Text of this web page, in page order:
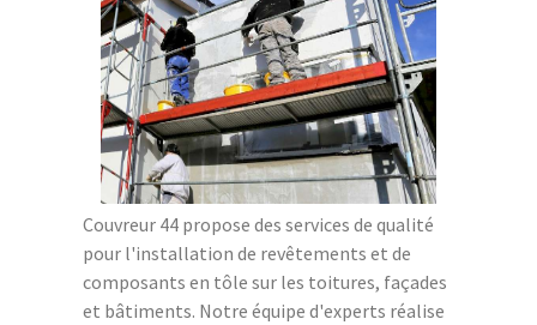
Couvreur 44 propose des services de qualité
pour l'installation de revêtements et de
composants en tôle sur les toitures, façades
et bâtiments. Notre équipe d'experts réalise